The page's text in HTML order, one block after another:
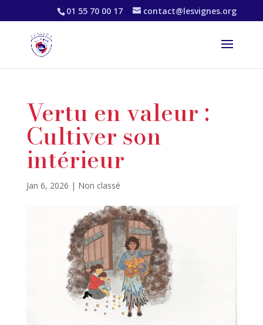
01 55 70 00 17 contact@lesvignes.org
Vertu en valeur :
Cultiver son
intérieur
Jan 6, 2026 | Non classé